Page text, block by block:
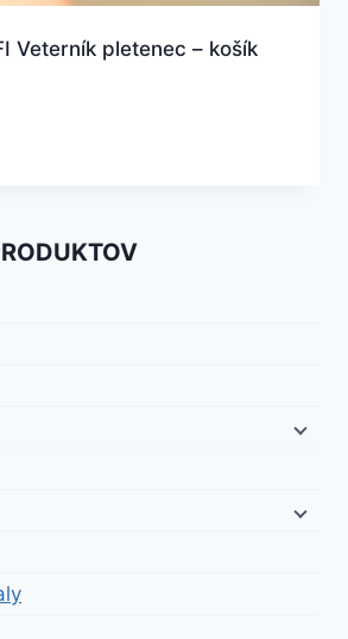
Veterník pletenec – košík